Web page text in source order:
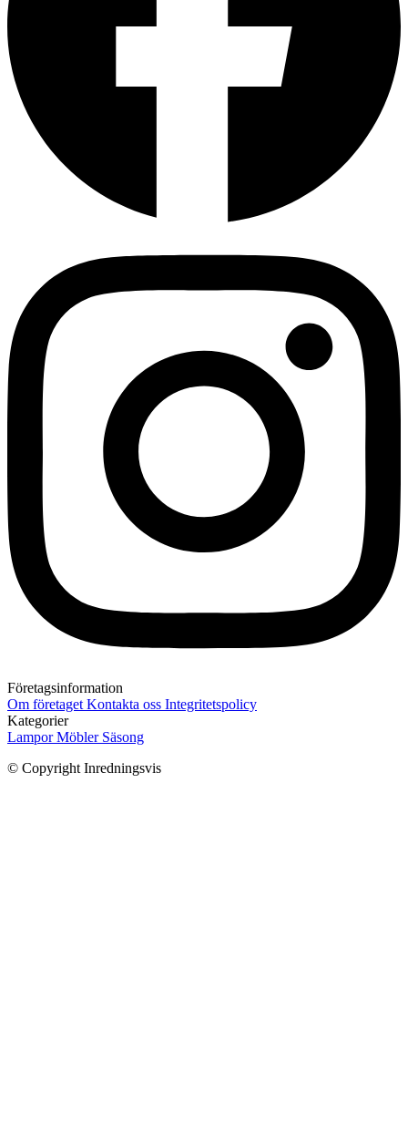
Företagsinformation
Om företaget Kontakta oss Integritetspolicy
Kategorier
LamporMöbler Säsong
© Copyright Inredningsvis